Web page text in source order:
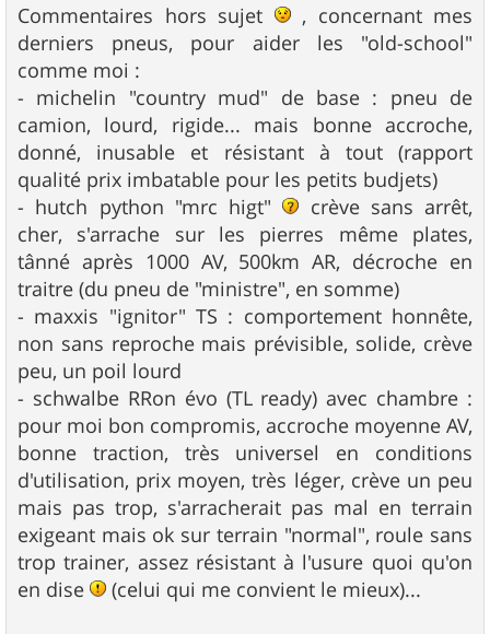
Commentaires hors sujet
, concernant mes
derniers pneus, pour aider les "old-school"
comme moi :
- michelin "country mud" de base : pneu de
camion, lourd, rigide... mais bonne accroche,
donné, inusable et résistant à tout (rapport
qualité prix imbatable pour les petits budjets)
- hutch python "mrc higt"
crève sans arrêt,
cher, s'arrache sur les pierres même plates,
tânné après 1000 AV, 500km AR, décroche en
traitre (du pneu de "ministre", en somme)
- maxxis "ignitor" TS : comportement honnête,
non sans reproche mais prévisible, solide, crève
peu, un poil lourd
- schwalbe RRon évo (TL ready) avec chambre :
pour moi bon compromis, accroche moyenne AV,
bonne traction, très universel en conditions
d'utilisation, prix moyen, très léger, crève un peu
mais pas trop, s'arracherait pas mal en terrain
exigeant mais ok sur terrain "normal", roule sans
trop trainer, assez résistant à l'usure quoi qu'on
en dise
(celui qui me convient le mieux)...